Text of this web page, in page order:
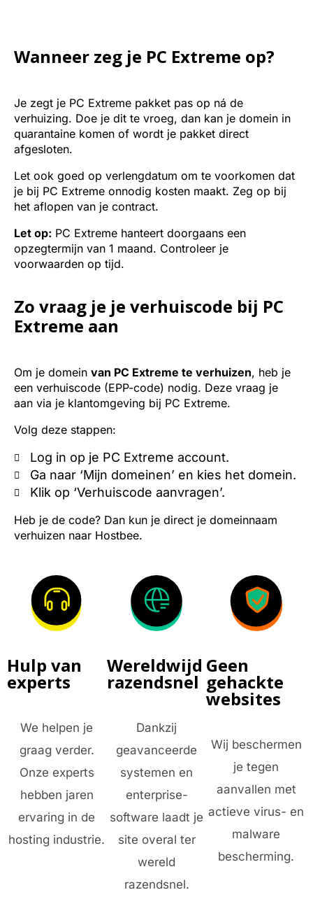
Wanneer zeg je PC Extreme op?
Je zegt je PC Extreme pakket pas op ná de
verhuizing. Doe je dit te vroeg, dan kan je domein in
quarantaine komen of wordt je pakket direct
afgesloten.
Let ook goed op verlengdatum om te voorkomen dat
je bij PC Extreme onnodig kosten maakt. Zeg op bij
het aflopen van je contract.
Let op: PC Extreme hanteert doorgaans een
opzegtermijn van 1 maand. Controleer je
voorwaarden op tijd.
Zo vraag je je verhuiscode bij PC
Extreme aan
Om je domein van PC Extreme te verhuizen, heb je
een verhuiscode (EPP-code) nodig. Deze vraag je
aan via je klantomgeving bij PC Extreme.
Volg deze stappen:
Log in op je PC Extreme account.
Ga naar ‘Mijn domeinen’ en kies het domein.
Klik op ‘Verhuiscode aanvragen’.
Heb je de code? Dan kun je direct je domeinnaam
verhuizen naar Hostbee.
Hulp van
experts
We helpen je
graag verder.
Onze experts
hebben jaren
ervaring in de
hosting industrie.
Wereldwijd
razendsnel
Dankzij
geavanceerde
systemen en
enterprise-
software laadt je
site overal ter
wereld
razendsnel.
Geen
gehackte
websites
Wij beschermen
je tegen
aanvallen met
actieve virus- en
malware
bescherming.